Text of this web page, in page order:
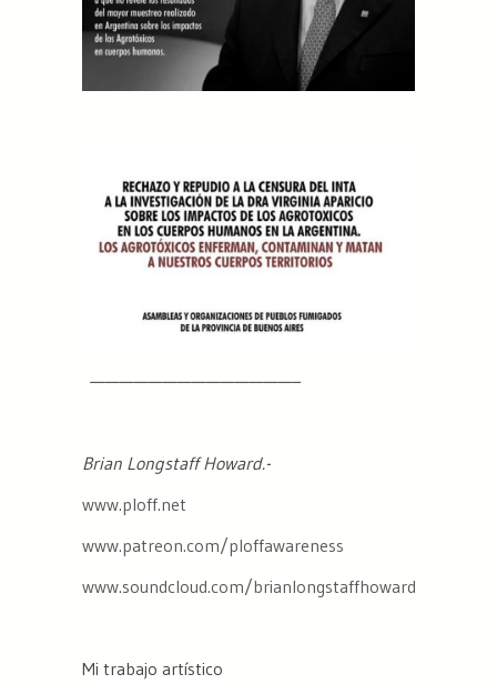
——————————————–
Brian Longstaff Howard.-
www.ploff.net
www.patreon.com/ploffawareness
www.soundcloud.com/brianlongstaffhoward
Mi trabajo artístico